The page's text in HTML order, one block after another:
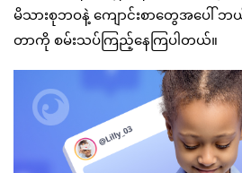
မိသားစုဘဝနဲ့ ကျောင်းစာတွေအပေ
တာကို စမ်းသပ်ကြည့်နေကြပါတယ်။